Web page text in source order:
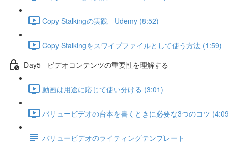
Copy Stalkingの実践 - Udemy (8:52)
Copy Stalkingをスワイプファイルとして使う方法 (1:59)
Day5 - ビデオコンテンツの重要性を理解する
動画は用途に応じて使い分ける (3:01)
バリュービデオの台本を書くときに必要な3つのコツ
バリュービデオのライティングテンプレート